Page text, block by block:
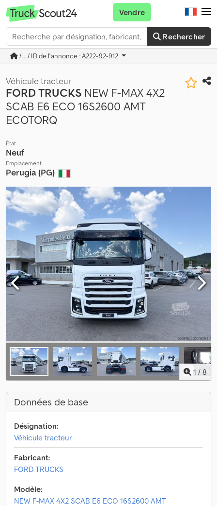
Rechercher
Vendre
/ ... / ID de l'annonce : A222-92-912
Véhicule tracteur
FORD TRUCKS NEW F-MAX 4X2
SCAB E6 ECO 16S2600 AMT
ECOTORQ
État
Neuf
Emplacement
Perugia (PG)
1 / 8
Données de base
Désignation:
Véhicule tracteur
Fabricant:
FORD TRUCKS
Modèle:
NEW F-MAX 4X2 SCAB E6 ECO 16S2600 AMT